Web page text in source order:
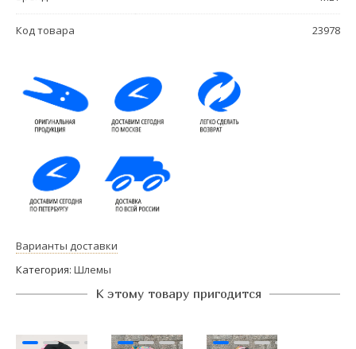
Код товара 23978
Варианты доставки
Категория: Шлемы
К этому товару пригодится